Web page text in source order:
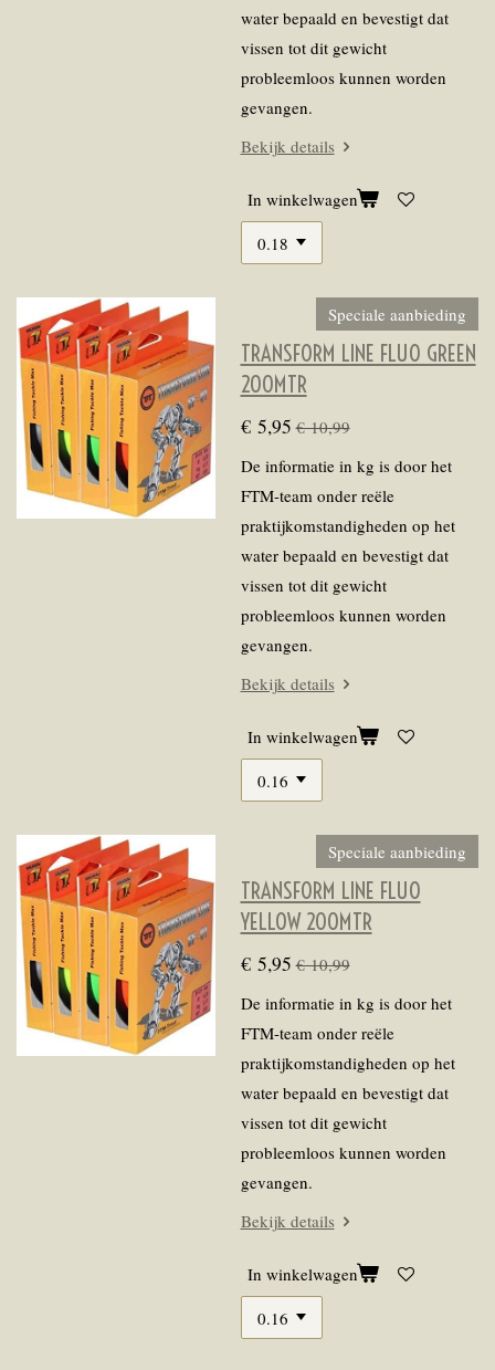
water bepaald en bevestigt dat
vissen tot dit gewicht
probleemloos kunnen worden
gevangen.
Bekijk details
In winkelwagen
Speciale aanbieding
TRANSFORM LINE FLUO GREEN
200MTR
€ 5,95 € 10,99
De informatie in kg is door het
FTM-team onder reële
praktijkomstandigheden op het
water bepaald en bevestigt dat
vissen tot dit gewicht
probleemloos kunnen worden
gevangen.
Bekijk details
In winkelwagen
Speciale aanbieding
TRANSFORM LINE FLUO
YELLOW 200MTR
€ 5,95 € 10,99
De informatie in kg is door het
FTM-team onder reële
praktijkomstandigheden op het
water bepaald en bevestigt dat
vissen tot dit gewicht
probleemloos kunnen worden
gevangen.
Bekijk details
In winkelwagen